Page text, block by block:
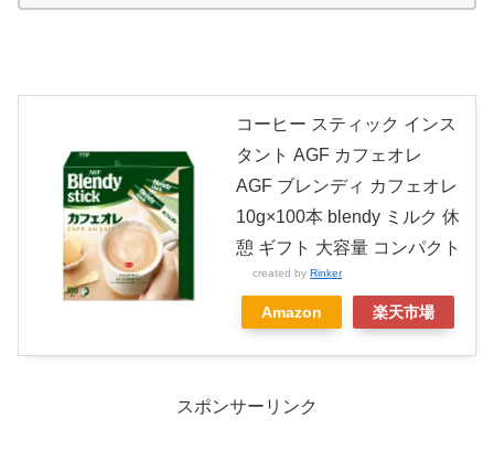
コーヒー スティック インス
タント AGF カフェオレ
AGF ブレンディ カフェオレ
10g×100本 blendy ミルク 休
憩 ギフト 大容量 コンパクト
created by Rinker
Amazon 楽天市場
スポンサーリンク